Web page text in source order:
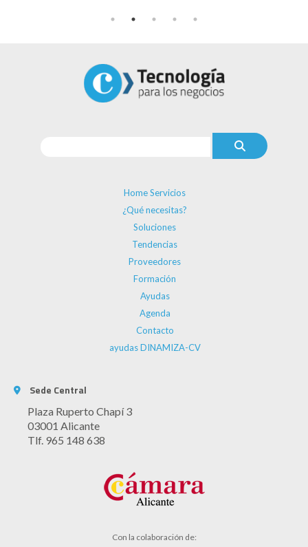
Home Servicios
¿Qué necesitas?
Soluciones
Tendencias
Proveedores
Formación
Ayudas
Agenda
Contacto
ayudas DINAMIZA-CV
Sede Central
Plaza Ruperto Chapí 3
03001 Alicante
Tlf. 965 148 638
Con la colaboración de: